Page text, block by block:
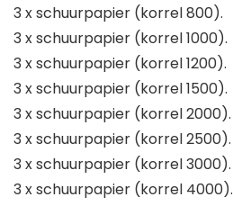
3 x schuurpapier (korrel 800).
3 x schuurpapier (korrel 1000).
3 x schuurpapier (korrel 1200).
3 x schuurpapier (korrel 1500).
3 x schuurpapier (korrel 2000).
3 x schuurpapier (korrel 2500).
3 x schuurpapier (korrel 3000).
3 x schuurpapier (korrel 4000).